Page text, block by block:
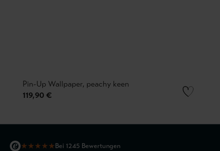
Pin-Up Wallpaper, peachy keen
119,90 €
★★★★★Bei 1245 Bewertungen